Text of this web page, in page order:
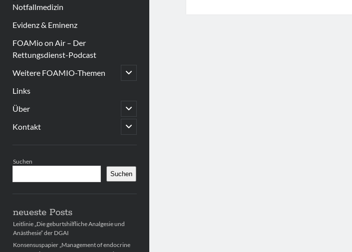
Notfallmedizin
Evidenz & Eminenz
FOAMio on Air – Der
Rettungsdienst-Podcast
Weitere FOAMIO-Themen
open
child
Links
Über
open
child
menu
Kontakt
open
child
Suchen
Suchen
neueste Posts
Leitlinie „Die geburtshilfliche Analgesie und
Anästhesie“ der DGAI
Konsensuspapier „Management of endocrine